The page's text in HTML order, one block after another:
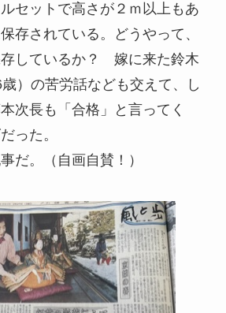
セットで高さが２ｍ以上もあ
存されている。どうやって、
しているか？ 嫁に来た鈴木
）の苦労話なども交えて、し
次長も「合格」と言ってく
った。
だ。（自画自賛！）